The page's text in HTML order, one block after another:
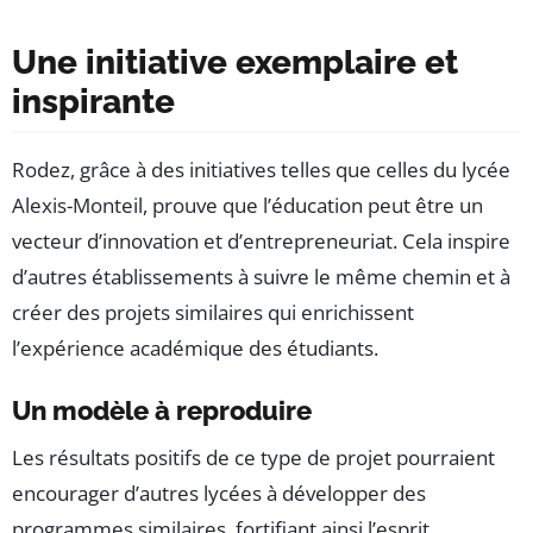
Une initiative exemplaire et
inspirante
Rodez, grâce à des initiatives telles que celles du lycée
Alexis-Monteil, prouve que l’éducation peut être un
vecteur d’innovation et d’entrepreneuriat. Cela inspire
d’autres établissements à suivre le même chemin et à
créer des projets similaires qui enrichissent
l’expérience académique des étudiants.
Un modèle à reproduire
Les résultats positifs de ce type de projet pourraient
encourager d’autres lycées à développer des